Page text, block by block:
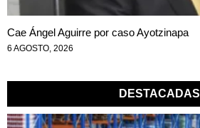
Cae Ángel Aguirre por caso Ayotzinapa
6 AGOSTO, 2026
DESTACADAS